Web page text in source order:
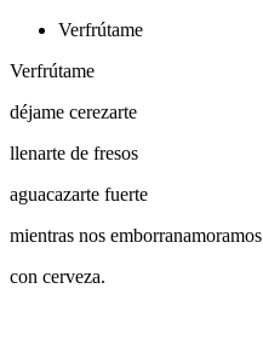
Verfrútame
Verfrútame
déjame cerezarte
llenarte de fresos
aguacazarte fuerte
mientras nos emborranamoramos
con cerveza.